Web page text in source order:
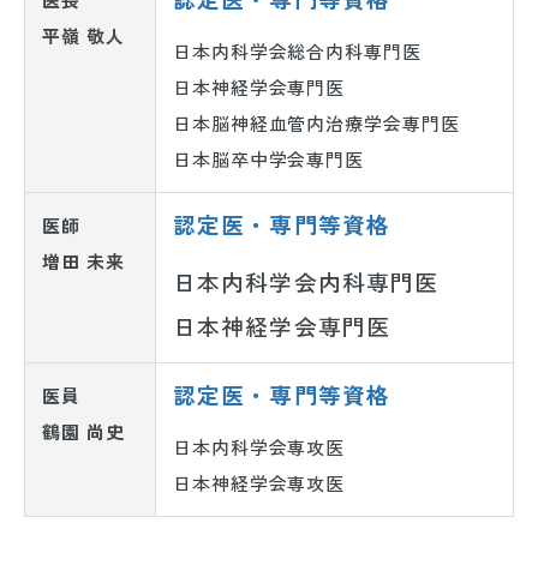
平嶺 敬人
日本内科学会総合内科専門医
日本神経学会専門医
日本脳神経血管内治療学会専門医
日本脳卒中学会専門医
医師
増田 未来
認定医・専門等資格
日本内科学会内科専門医
日本神経学会専門医
医員
鶴園 尚史
認定医・専門等資格
日本内科学会専攻医
日本神経学会専攻医